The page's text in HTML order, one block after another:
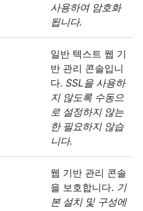
사용하여 암호화
됩니다.
일반 텍스트 웹 기
반 관리 콘솔입니
다. SSL을 사용하
지 않도록 수동으
로 설정하지 않는
한 필요하지 않습
니다.
웹 기반 관리 콘솔
을 보호합니다. 기
본 설치 및 구성에